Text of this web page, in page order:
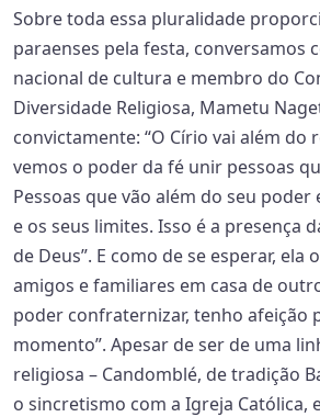
Sobre toda essa pluralidade
paraenses pela festa, conversamos
nacional de cultura e membro do
Diversidade Religiosa, Mametu
convictamente: “O Círio vai além do
vemos o poder da fé unir pessoas
Pessoas que vão além do seu
e os seus limites. Isso é a presença
de Deus”. E como de se esperar, ela
amigos e familiares em casa de
poder confraternizar, tenho afeição
momento”. Apesar de ser de uma
religiosa – Candomblé, de tradição
o sincretismo com a Igreja Católica,